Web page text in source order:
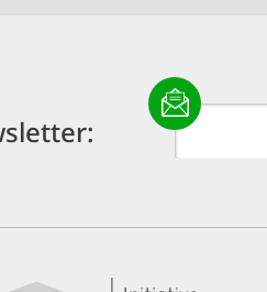
E-
Mail